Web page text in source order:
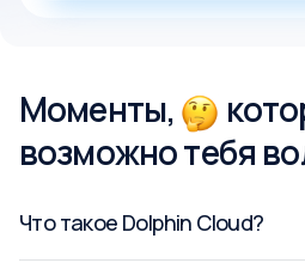
Моменты,
возможно тебя
Что такое Dolphin Cloud?